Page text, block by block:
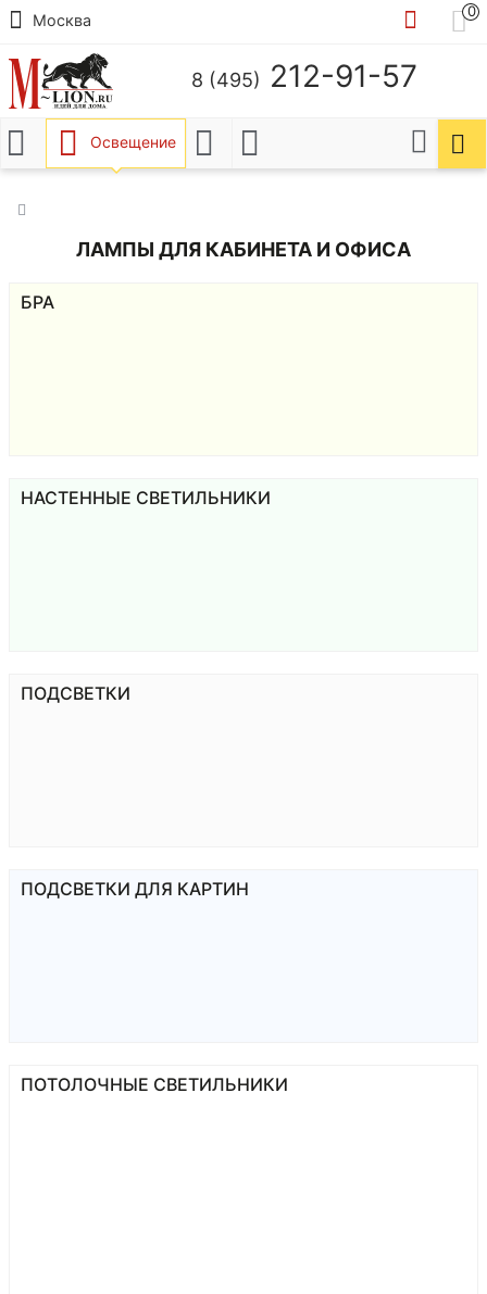
Москва
0
8 (495) 212-91-57
Освещение
ЛАМПЫ ДЛЯ КАБИНЕТА И ОФИСА
БРА
НАСТЕННЫЕ СВЕТИЛЬНИКИ
ПОДСВЕТКИ
ПОДСВЕТКИ ДЛЯ КАРТИН
ПОТОЛОЧНЫЕ СВЕТИЛЬНИКИ